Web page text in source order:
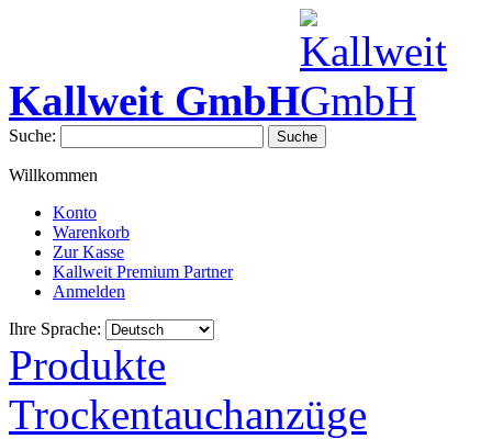
Kallweit GmbH
Suche: Suche
Willkommen
Konto
Warenkorb
Zur Kasse
Kallweit Premium Partner
Anmelden
Ihre Sprache:
Produkte
Trockentauchanzüge